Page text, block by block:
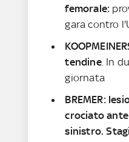
femorale:
gara contro
tendine. In
giornata
BREMER:
crociato
sinistro.